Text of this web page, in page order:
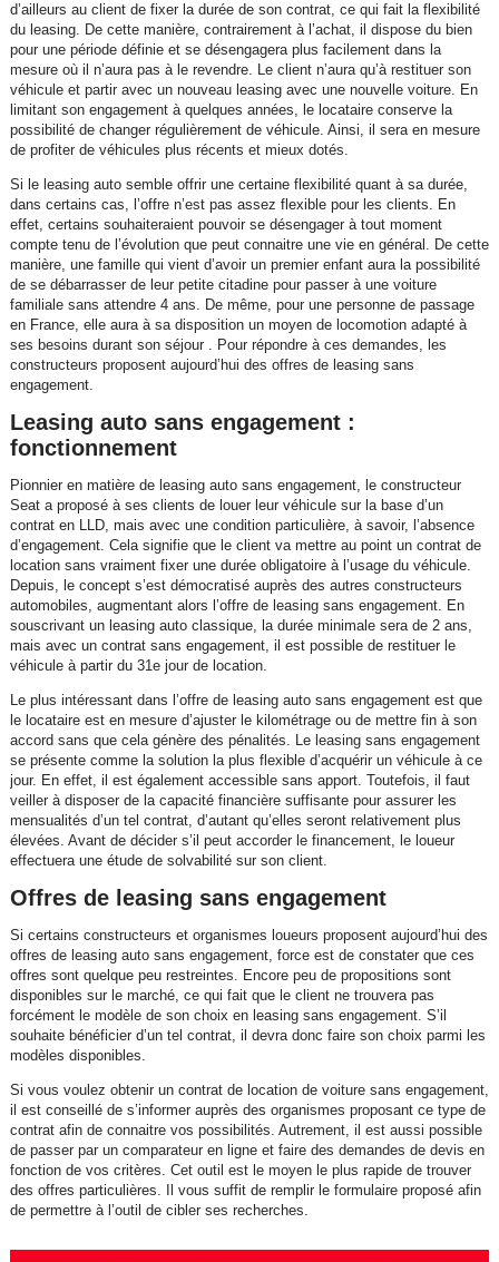
d’ailleurs au client de fixer la durée de son contrat, ce qui fait la flexibilité
du leasing. De cette manière, contrairement à l’achat, il dispose du bien
pour une période définie et se désengagera plus facilement dans la
mesure où il n’aura pas à le revendre. Le client n’aura qu’à restituer son
véhicule et partir avec un nouveau leasing avec une nouvelle voiture. En
limitant son engagement à quelques années, le locataire conserve la
possibilité de changer régulièrement de véhicule. Ainsi, il sera en mesure
de profiter de véhicules plus récents et mieux dotés.
Si le leasing auto semble offrir une certaine flexibilité quant à sa durée,
dans certains cas, l’offre n’est pas assez flexible pour les clients. En
effet, certains souhaiteraient pouvoir se désengager à tout moment
compte tenu de l’évolution que peut connaitre une vie en général. De cette
manière, une famille qui vient d’avoir un premier enfant aura la possibilité
de se débarrasser de leur petite citadine pour passer à une voiture
familiale sans attendre 4 ans. De même, pour une personne de passage
en France, elle aura à sa disposition un moyen de locomotion adapté à
ses besoins durant son séjour . Pour répondre à ces demandes, les
constructeurs proposent aujourd’hui des offres de leasing sans
engagement.
Leasing auto sans engagement :
fonctionnement
Pionnier en matière de leasing auto sans engagement, le constructeur
Seat a proposé à ses clients de louer leur véhicule sur la base d’un
contrat en LLD, mais avec une condition particulière, à savoir, l’absence
d’engagement. Cela signifie que le client va mettre au point un contrat de
location sans vraiment fixer une durée obligatoire à l’usage du véhicule.
Depuis, le concept s’est démocratisé auprès des autres constructeurs
automobiles, augmentant alors l’offre de leasing sans engagement. En
souscrivant un leasing auto classique, la durée minimale sera de 2 ans,
mais avec un contrat sans engagement, il est possible de restituer le
véhicule à partir du 31e jour de location.
Le plus intéressant dans l’offre de leasing auto sans engagement est que
le locataire est en mesure d’ajuster le kilométrage ou de mettre fin à son
accord sans que cela génère des pénalités. Le leasing sans engagement
se présente comme la solution la plus flexible d’acquérir un véhicule à ce
jour. En effet, il est également accessible sans apport. Toutefois, il faut
veiller à disposer de la capacité financière suffisante pour assurer les
mensualités d’un tel contrat, d’autant qu’elles seront relativement plus
élevées. Avant de décider s’il peut accorder le financement, le loueur
effectuera une étude de solvabilité sur son client.
Offres de leasing sans engagement
Si certains constructeurs et organismes loueurs proposent aujourd’hui des
offres de leasing auto sans engagement, force est de constater que ces
offres sont quelque peu restreintes. Encore peu de propositions sont
disponibles sur le marché, ce qui fait que le client ne trouvera pas
forcément le modèle de son choix en leasing sans engagement. S’il
souhaite bénéficier d’un tel contrat, il devra donc faire son choix parmi les
modèles disponibles.
Si vous voulez obtenir un contrat de location de voiture sans engagement,
il est conseillé de s’informer auprès des organismes proposant ce type de
contrat afin de connaitre vos possibilités. Autrement, il est aussi possible
de passer par un comparateur en ligne et faire des demandes de devis en
fonction de vos critères. Cet outil est le moyen le plus rapide de trouver
des offres particulières. Il vous suffit de remplir le formulaire proposé afin
de permettre à l’outil de cibler ses recherches.